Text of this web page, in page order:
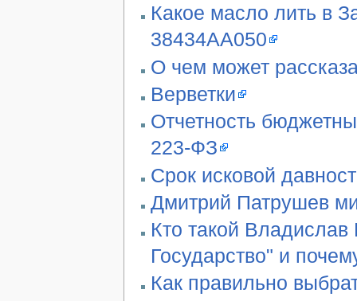
Какое масло лить в
38434AA050
О чем может
Верветки
Отчетность
223-ФЗ
Срок исковой
Дмитрий Патрушев
Кто такой
Государство" и
Как правильно